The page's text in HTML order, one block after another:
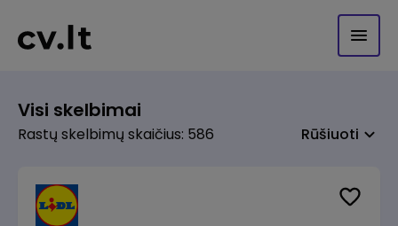
Visi skelbimai
Rastų skelbimų skaičius: 586 Rūšiuoti